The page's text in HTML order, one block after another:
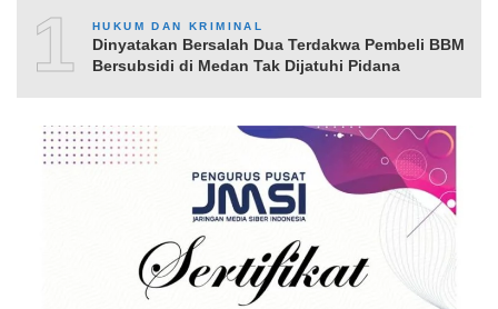
10HUKUM DAN KRIMINAL
Dinyatakan Bersalah Dua Terdakwa Pembeli BBM
Bersubsidi di Medan Tak Dijatuhi Pidana